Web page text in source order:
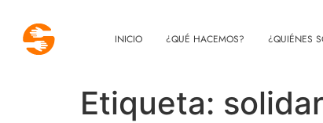
INICIO ¿QUÉ HACEMOS? ¿QUIÉNES
Etiqueta: